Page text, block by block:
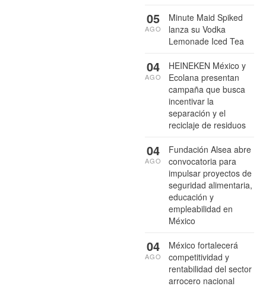
Minute Maid Spiked
lanza su Vodka
Lemonade Iced Tea
05
AGO
HEINEKEN México y
Ecolana presentan
campaña que busca
incentivar la
separación y el
reciclaje de residuos
04
AGO
Fundación Alsea abre
convocatoria para
impulsar proyectos de
seguridad alimentaria,
educación y
empleabilidad en
México
04
AGO
México fortalecerá
competitividad y
rentabilidad del sector
arrocero nacional
04
AGO